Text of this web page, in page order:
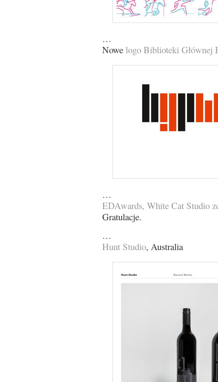
…
Nowe logo Biblioteki Głównej
…
EDAwards, White Cat Studio
Gratulacje.
…
Hunt Studio, Australia